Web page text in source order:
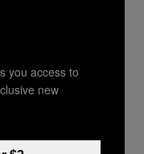
you access to
new